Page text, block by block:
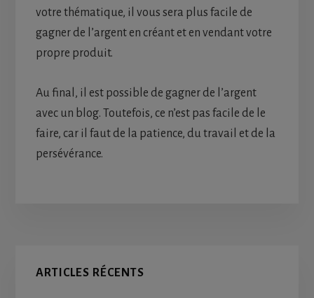
votre thématique, il vous sera plus facile de
gagner de l’argent en créant et en vendant votre
propre produit.
Au final, il est possible de gagner de l’argent
avec un blog. Toutefois, ce n’est pas facile de le
faire, car il faut de la patience, du travail et de la
persévérance.
Primary
ARTICLES RÉCENTS